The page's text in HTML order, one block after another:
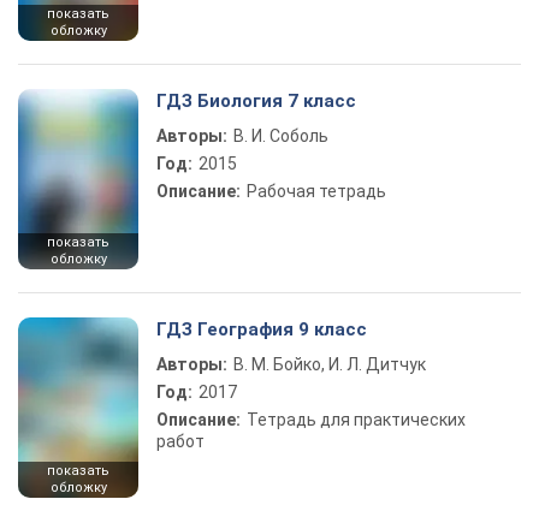
показать
обложку
показать
обложку
ГДЗ Биология 7 класс
Авторы: В. И. Соболь
Год: 2015
Описание: Рабочая тетрадь
показать
обложку
ГДЗ География 9 класс
Авторы: В. М. Бойко, И. Л. Дитчук
Год: 2017
Описание: Тетрадь для практических
работ